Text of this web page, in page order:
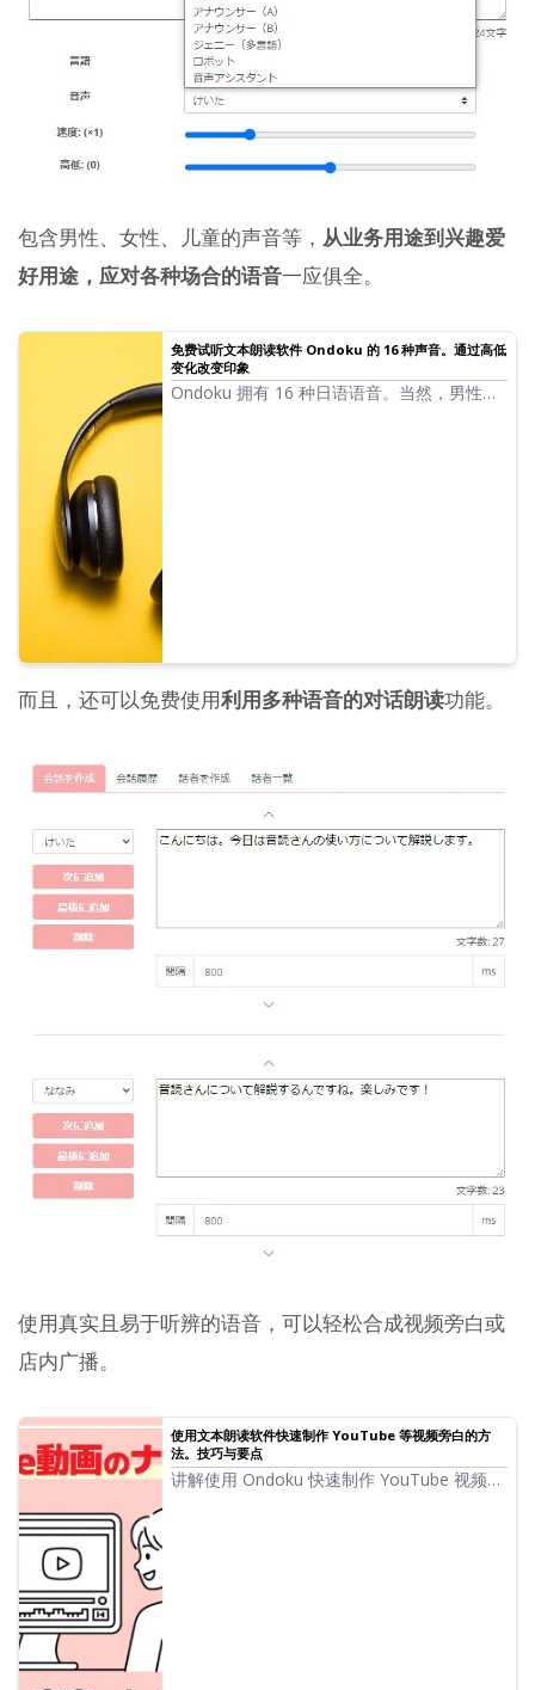
包含男性、女性、儿童的声音等， 从业务用途到兴趣爱
好用途，应对各种场合的语音一应俱全。
免费试听文本朗读软件 Ondoku 的 16 种声音。通过高低
变化改变印象
Ondoku 拥有 16 种日语语音。当然，男性和
而且，还可以免费使用利用多种语音的对话朗读功能。
使用真实且易于听辨的语音，可以轻松合成视频旁白或
店内广播。
使用文本朗读软件快速制作 YouTube 等视频旁白的方
法。技巧与要点
讲解使用 Ondoku 快速制作 YouTube 视频旁